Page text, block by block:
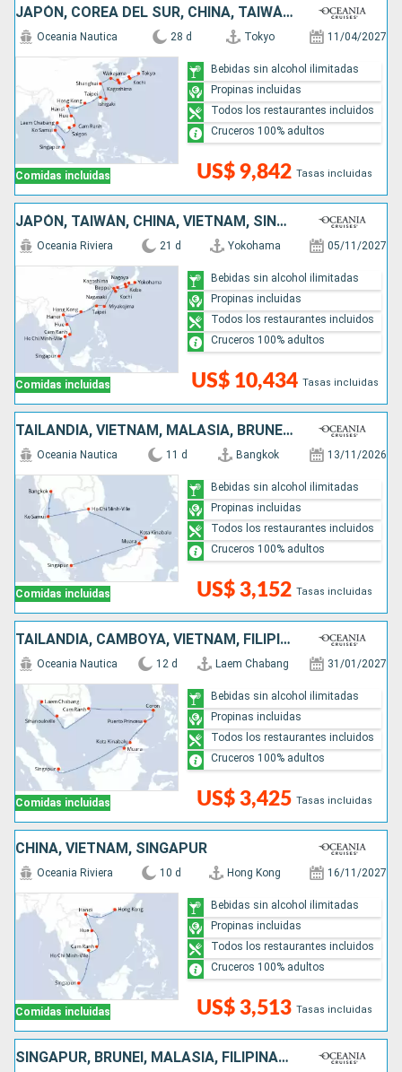
JAPÓN, COREA DEL SUR, CHINA, TAIWÁN, VIETNAM, TAILANDIA, SINGAPUR
Comidas incluidas
Oceania Nautica 28 d Tokyo 11/04/2027
US$ 9,842 Tasas incluidas
Bebidas sin alcohol ilimitadas
Propinas incluidas
Todos los restaurantes incluidos
Cruceros 100% adultos
JAPÓN, TAIWÁN, CHINA, VIETNAM, SINGAPUR
Comidas incluidas
Oceania Riviera 21 d Yokohama 05/11/2027
US$ 10,434 Tasas incluidas
Bebidas sin alcohol ilimitadas
Propinas incluidas
Todos los restaurantes incluidos
Cruceros 100% adultos
TAILANDIA, VIETNAM, MALASIA, BRUNEI, SINGAPUR
Comidas incluidas
Oceania Nautica 11 d Bangkok 13/11/2026
US$ 3,152 Tasas incluidas
Bebidas sin alcohol ilimitadas
Propinas incluidas
Todos los restaurantes incluidos
Cruceros 100% adultos
TAILANDIA, CAMBOYA, VIETNAM, FILIPINAS, MALASIA, BRUNEI, SINGAPUR
Comidas incluidas
Oceania Nautica 12 d Laem Chabang 31/01/2027
US$ 3,425 Tasas incluidas
Bebidas sin alcohol ilimitadas
Propinas incluidas
Todos los restaurantes incluidos
Cruceros 100% adultos
CHINA, VIETNAM, SINGAPUR
Comidas incluidas
Oceania Riviera 10 d Hong Kong 16/11/2027
US$ 3,513 Tasas incluidas
Bebidas sin alcohol ilimitadas
Propinas incluidas
Todos los restaurantes incluidos
Cruceros 100% adultos
SINGAPUR, BRUNEI, MALASIA, FILIPINAS, CHINA